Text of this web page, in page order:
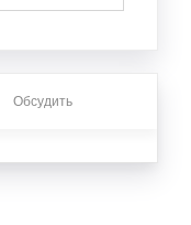
Обсудить